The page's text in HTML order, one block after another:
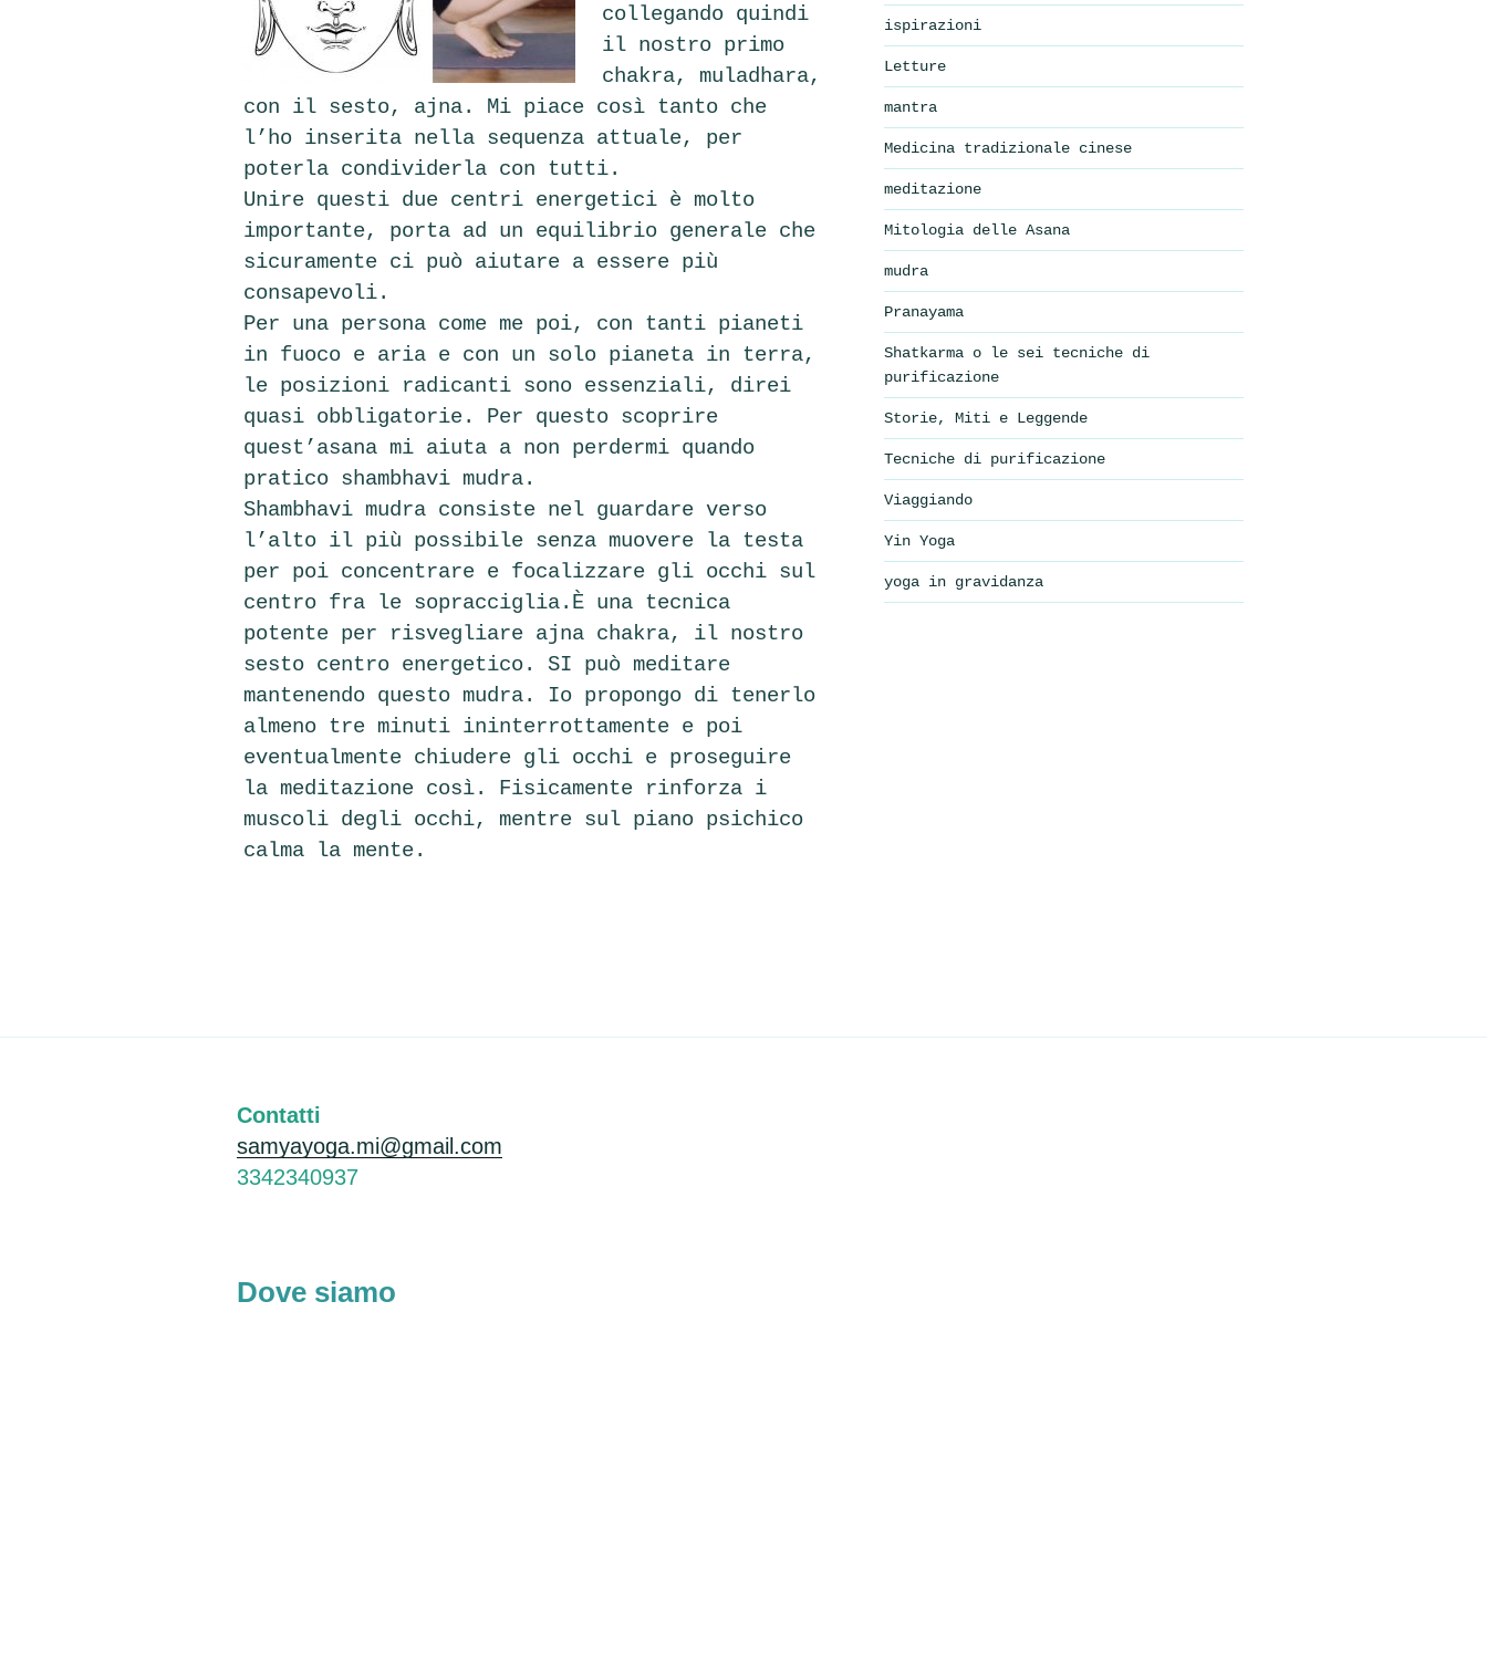
collegando quindi
il nostro primo
chakra, muladhara,
con il sesto, ajna. Mi piace così tanto che
l’ho inserita nella sequenza attuale, per
poterla condividerla con tutti.
Unire questi due centri energetici è molto
importante, porta ad un equilibrio generale che
sicuramente ci può aiutare a essere più
consapevoli.
Per una persona come me poi, con tanti pianeti
in fuoco e aria e con un solo pianeta in terra,
le posizioni radicanti sono essenziali, direi
quasi obbligatorie. Per questo scoprire
quest’asana mi aiuta a non perdermi quando
pratico shambhavi mudra.
Shambhavi mudra consiste nel guardare verso
l’alto il più possibile senza muovere la testa
per poi concentrare e focalizzare gli occhi sul
centro fra le sopracciglia.È una tecnica
potente per risvegliare ajna chakra, il nostro
sesto centro energetico. SI può meditare
mantenendo questo mudra. Io propongo di tenerlo
almeno tre minuti ininterrottamente e poi
eventualmente chiudere gli occhi e proseguire
la meditazione così. Fisicamente rinforza i
muscoli degli occhi, mentre sul piano psichico
calma la mente.
ispirazioni
Letture
mantra
Medicina tradizionale cinese
meditazione
Mitologia delle Asana
mudra
Pranayama
Shatkarma o le sei tecniche di
purificazione
Storie, Miti e Leggende
Tecniche di purificazione
Viaggiando
Yin Yoga
yoga in gravidanza
Contatti
samyayoga.mi@gmail.com
3342340937
Dove siamo